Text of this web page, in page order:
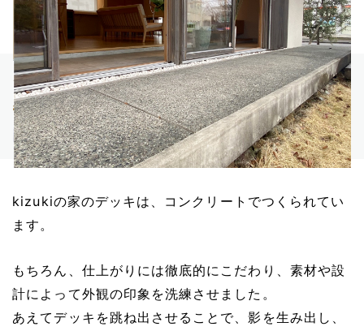
kizukiの家のデッキは、コンクリートでつくられてい
ます。
もちろん、仕上がりには徹底的にこだわり、素材や設
計によって外観の印象を洗練させました。
あえてデッキを跳ね出させることで、影を生み出し、